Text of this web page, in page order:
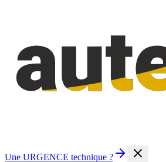
Une URGENCE technique ?